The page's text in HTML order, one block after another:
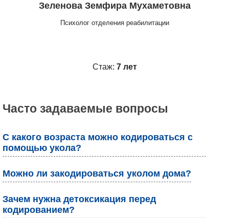
Зеленова Земфира Мухаметовна
Психолог отделения реабилитации
Стаж: 7 лет
Часто задаваемые вопросы
С какого возраста можно кодироваться с
помощью укола?
Можно ли закодироваться уколом дома?
Зачем нужна детоксикация перед
кодированием?